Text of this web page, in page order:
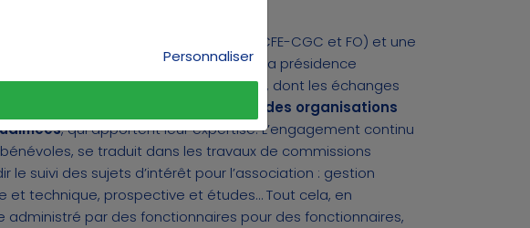
de fonctionnaires (CFDT, CFTC, CFE-CGC et FO) et une
, la Préfon est une association dont la présidence
Cette gouvernance plurielle, dont les échanges
équipe entre les représentations des organisations
, qui apportent leur expertise. L’engagement continu
se traduit dans les travaux de commissions
suivi des sujets d’intérêt pour l’association : gestion
et technique, prospective et études… Tout cela, en
administré par des fonctionnaires pour des fonctionnaires,
Personnaliser